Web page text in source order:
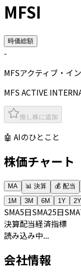
MFSI
時価総額
-
MFSアクティブ・イ
MFS ACTIVE
推し株に追加
🤖 AIのひとこと
株価チャート
MA 📊 決算 💰 配当
1M
3M 6M 1Y 2Y
SMA5日SMA25日SMA
決算配当経済指標
読み込み中...
会社情報